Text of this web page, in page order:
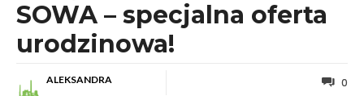
SOWA – specjalna oferta
urodzinowa!
ALEKSANDRA
0